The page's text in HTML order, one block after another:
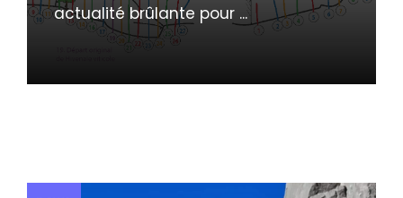
actualité brûlante pour ...